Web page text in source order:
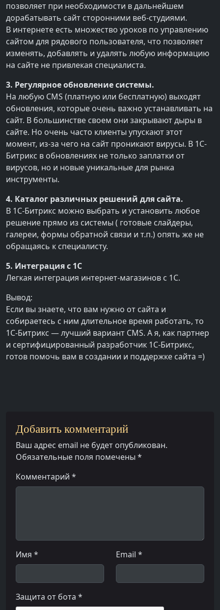
позволяет при необходимости в дальнейшем
дорабатывать сайт сторонними веб-студиями.
В интернете есть множество уроков по управлению
сайтом для рядового пользователя, что позволяет
изменять, добавлять и удалять любую информацию
на сайте не привлекая специалиста.
3. Регулярное обновление системы.
На любую CMS (платную или бесплатную) выходят
обновления, которые очень важно устанавливать на
сайт. В большинстве своем они закрывают дыры в
сайте. Но очень часто клиенты упускают этот
момент, из-за чего на сайт проникают вирусы. В 1С-
Битрикс в обновлениях не только заплатки от
вирусов, но и новые уникальные для рынка
инструменты.
4. Каталог различных решений для сайта.
В 1С-Битрикс можно выбрать и установить любое
решение прямо из системы ( готовые слайдеры,
галереи, формы обратной связи и т.п.) опять же не
обращаясь к специалисту.
5. Интеграция с 1С
Легкая интеграция интернет-магазинов с 1С.
Вывод:
Если вы знаете, что вам нужно от сайта и
собираетесь с ним длительное время работать, то
1С-Битрикс — лучший вариант CMS. А я, как партнер
и сертифицированный разработчик 1С-Битрикс,
готов помочь вам в создании и поддержке сайта =)
Добавить комментарий
Ваш адрес email не будет опубликован.
Обязательные поля помечены *
Комментарий *
Имя * Email *
Защита от бота *